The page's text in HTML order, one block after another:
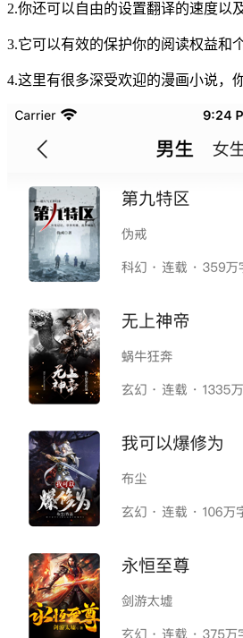
2.你还可以自由的设置翻译的速度以
3.它可以有效的保护你的阅读权益和
4.这里有很多深受欢迎的漫画小说，